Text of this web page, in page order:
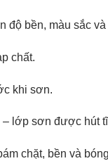
độ bền, màu sắc
chất.
khi sơn.
– lớp sơn được hút
chặt, bền và